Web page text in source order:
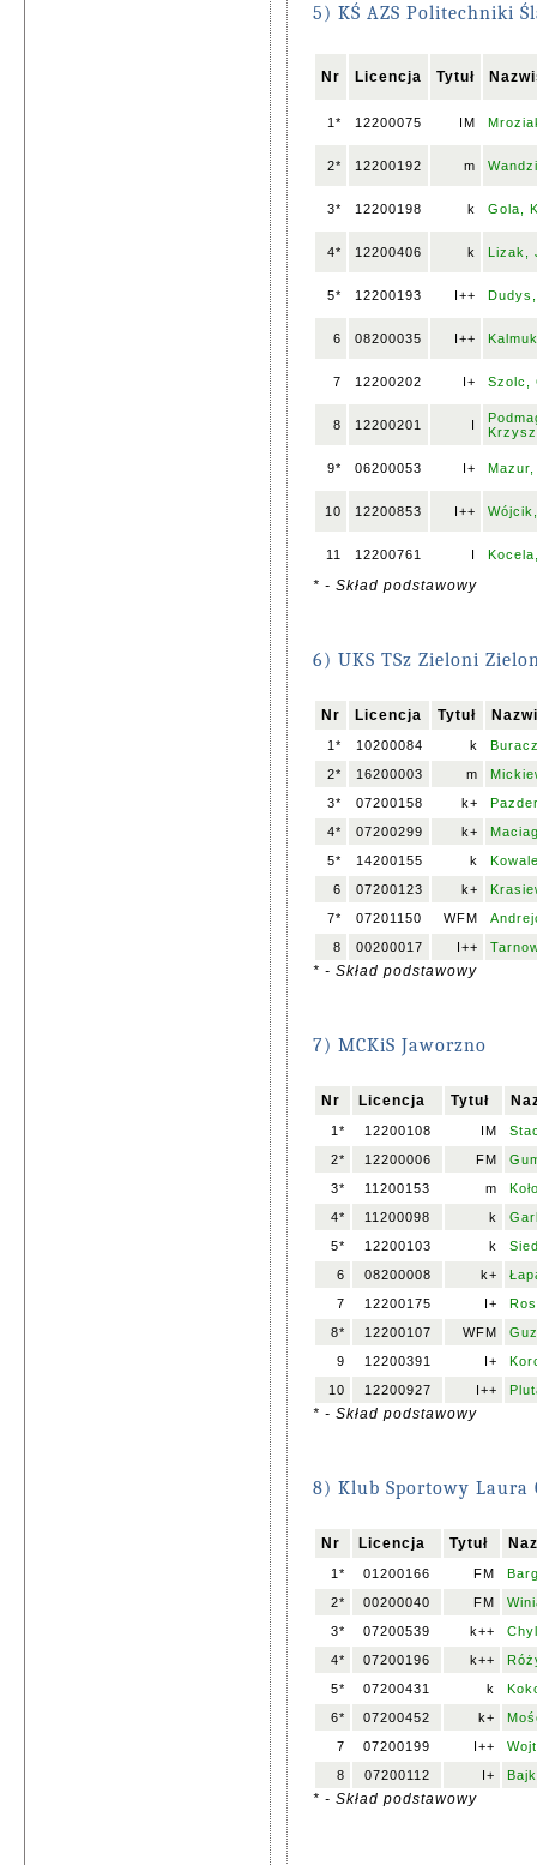
5) KŚ AZS Politechniki
Nr Licencja Tytuł
1* 12200075 IM
2* 12200192 m
3* 12200198 k Gola,
4* 12200406 k Lizak,
5* 12200193 I++
6 08200035 I++
7 12200202 I+ Szolc,
8 12200201 I
9* 06200053 I+ Mazur,
10 12200853 I++
11 12200761 I
* - Skład podstawowy
6) UKS TSz Zieloni
Nr Licencja Tytuł
1* 10200084 k
2*
16200003 m
3*
07200158 k+
4*
07200299 k+
5*
14200155 k
6
07200123 k+
7*
07201150 WFM
8
00200017 I++
* - Skład podstawowy
7) MCKiS Jaworzno
Nr Licencja Tytuł
1* 12200108 IM
2*
12200006 FM
3*
11200153 m
4*
11200098 k
5*
12200103 k
6
08200008 k+
7
12200175 I+
8*
12200107 WFM
9
12200391 I+
10
12200927 I++
* - Skład podstawowy
8) Klub Sportowy Laura
Nr Licencja Tytuł
1* 01200166 FM
2*
00200040 FM
3*
07200539 k++
4*
07200196 k++
5*
07200431 k
6*
07200452 k+
7
07200199 I++
8
07200112 I+
* - Skład podstawowy